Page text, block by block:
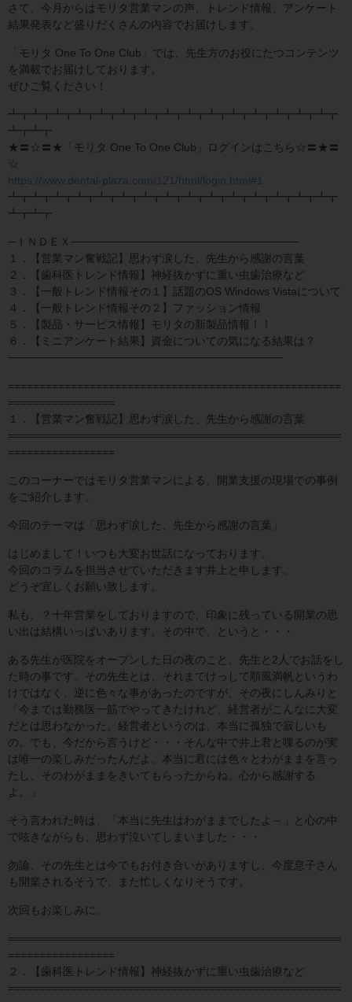
さて、今月からはモリタ営業マンの声、トレンド情報、アンケート
結果発表など盛りだくさんの内容でお届けします。
「モリタ One To One Club」では、先生方のお役にたつコンテンツ
を満載でお届けしております。
ぜひご覧ください！
┻┳┻┳┻┳┻┳┻┳┻┳┻┳┻┳┻┳┻┳┻┳┻┳┻┳┻┳┻┳
┻┳┻┳
★〓☆〓★「モリタ One To One Club」ログインはこちら☆〓★〓
☆
https://www.dental-plaza.com/121/html/login.html#1
┻┳┻┳┻┳┻┳┻┳┻┳┻┳┻┳┻┳┻┳┻┳┻┳┻┳┻┳┻┳
┻┳┻┳
─ＩＮＤＥＸ─────────────────────────────
１．【営業マン奮戦記】思わず涙した、先生から感謝の言葉
２．【歯科医トレンド情報】神経抜かずに重い虫歯治療など
３．【一般トレンド情報その１】話題のOS Windows Vistaについて
４．【一般トレンド情報その２】ファッション情報
５．【製品・サービス情報】モリタの新製品情報！！
６．【ミニアンケート結果】資金についての気になる結果は？
───────────────────────────────────
=====================================================
=================
１．【営業マン奮戦記】思わず涙した、先生から感謝の言葉
=====================================================
=================
このコーナーではモリタ営業マンによる、開業支援の現場での事例
をご紹介します。
今回のテーマは「思わず涙した、先生から感謝の言葉」
はじめまして！いつも大変お世話になっております。
今回のコラムを担当させていただきます井上と申します。
どうぞ宜しくお願い致します。
私も、？十年営業をしておりますので、印象に残っている開業の思
い出は結構いっぱいあります。その中で、というと・・・
ある先生が医院をオープンした日の夜のこと、先生と2人でお話をし
た時の事です。その先生とは、それまでけっして順風満帆というわ
けではなく、逆に色々な事があったのですが、その夜にしんみりと
「今までは勤務医一筋でやってきたけれど、経営者がこんなに大変
だとは思わなかった。経営者というのは、本当に孤独で寂しいも
の。でも、今だから言うけど・・・そんな中で井上君と喋るのが実
は唯一の楽しみだったんだよ。本当に君には色々とわがままを言っ
たし、そのわがままをきいてもらったからね。心から感謝する
よ。」
そう言われた時は、「本当に先生はわがままでしたよ～」と心の中
で呟きながらも、思わず泣いてしまいました・・・
勿論、その先生とは今でもお付き合いがありますし、今度息子さん
も開業されるそうで、また忙しくなりそうです。
次回もお楽しみに。
=====================================================
=================
２．【歯科医トレンド情報】神経抜かずに重い虫歯治療など
=====================================================